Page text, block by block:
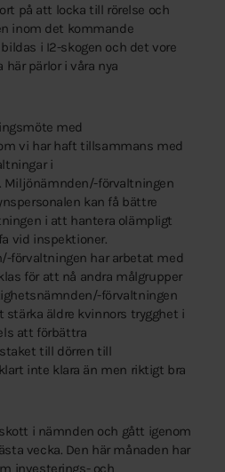
på att locka till rörelse och
inom det kommande
i I2-skogen och det vore
pärlor i våra nya
med
vi har haft tillsammans med
i
Miljönämnden/-förvaltningen
kan få bättre
i att hantera olämpligt
vid inspektioner.
förvaltningen har arbetat med
för att nå andra målgrupper
förvaltningen
stärka äldre kvinnors trygghet i
att förbättra
till dörren till
inte klara än men riktigt bra
i nämnden och gått igenom
vecka. Den här månaden har
investerings- och